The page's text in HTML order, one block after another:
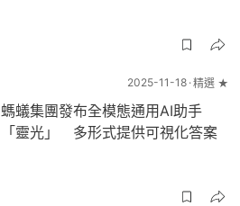
2025-11-18 精選 ★
螞蟻集團發布全模態通用AI助手
「靈光」 多形式提供可視化答案